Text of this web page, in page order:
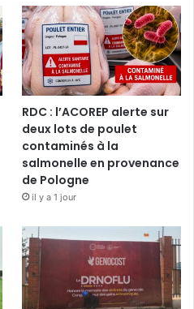
RDC : l’ACOREP alerte sur
deux lots de poulet
contaminés à la
salmonelle en provenance
de Pologne
il y a 1 jour